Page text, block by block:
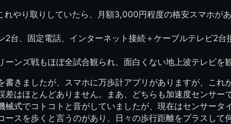
生実初期の文化祭
生実校舎初期の実習
れやり取りしていたら、月額3,000円程度の格安スマホが
2台、固定電話、インターネット接続＋ケーブルテレビ2台
ーンズ戦もほぼ全試合観られ、面白くない地上波テレビを
書きましたが、スマホに万歩計アプリがありますが、これ
差はほとんどありません。まあ、どちらも加速度センサー
械式でコトコトと音がしていましたが、現在はセンサータ
ースを歩くと言うのがあり、日々の歩行距離をプラスして